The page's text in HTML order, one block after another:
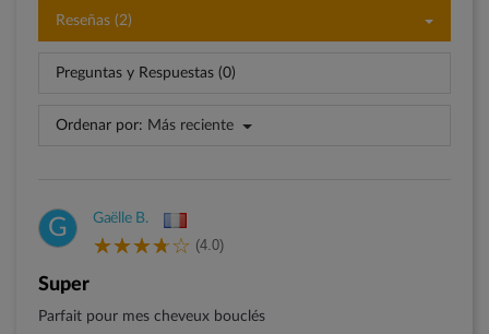
Reseñas (2)
Preguntas y Respuestas (0)
Ordenar por: Más reciente
G Gaëlle B.
(4.0)
Super
Parfait pour mes cheveux bouclés